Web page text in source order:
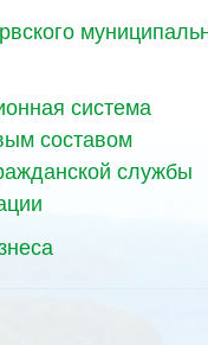
система
составом
службы